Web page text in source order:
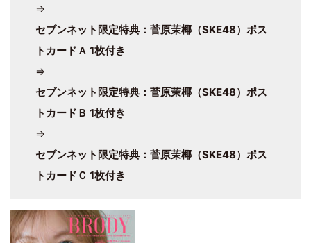
⇒
セブンネット限定特典：菅原茉椰（SKE48）ポス
トカードＡ 1枚付き
⇒
セブンネット限定特典：菅原茉椰（SKE48）ポス
トカードＢ 1枚付き
⇒
セブンネット限定特典：菅原茉椰（SKE48）ポス
トカードＣ 1枚付き